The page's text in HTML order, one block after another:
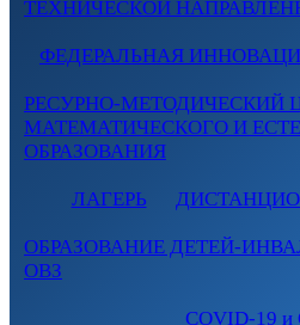
ТЕХНИЧЕСКОЙ
ФЕДЕРАЛЬНАЯ
РЕСУРНО-МЕТОДИЧЕСКИЙ
МАТЕМАТИЧЕСКОГО И
ОБРАЗОВАНИЯ
ЛАГЕРЬ
ОБРАЗОВАНИЕ ДЕТЕЙ-
ОВЗ
COVID-19